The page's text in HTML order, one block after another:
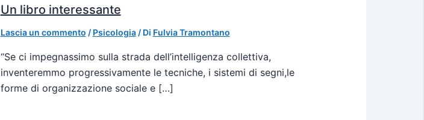
Un libro interessante
Lascia un commento / Psicologia/ Di Fulvia Tramontano
“Se ci impegnassimo sulla strada dell’intelligenza collettiva,
inventeremmo progressivamente le tecniche, i sistemi di segni,le
forme di organizzazione sociale e […]